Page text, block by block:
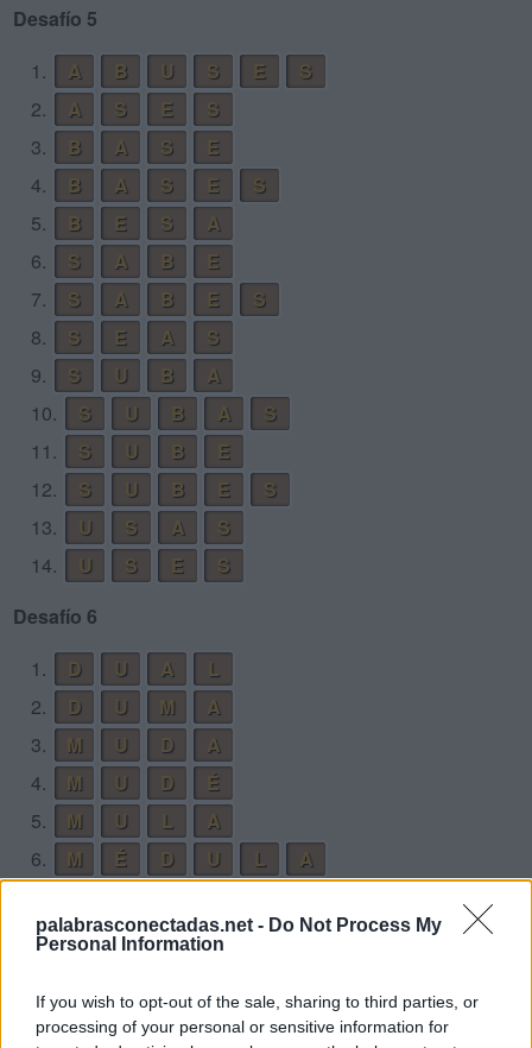
palabrasconectadas.net - Do Not Process My
Personal Information
If you wish to opt-out of the sale, sharing to third parties, or
processing of your personal or sensitive information for
Desafío 5
1.
A B U S E
S
2.
A S E
S
3.
B A S
E
4.
B A S E
S
5.
B E S
A
6.
S A B
E
7.
S A B E
S
8.
S E A
S
9.
S U B
A
10.
S U B A
S
11.
S U B
E
12.
S U B E
S
13.
U S A
S
14.
U S E
S
Desafío 6
1.
D U A
L
2.
D U M
A
3.
M U D
A
4.
M U D
É
5.
M U L
A
6.
M É D U L
A
2. C L I M
A
3.
C L I P